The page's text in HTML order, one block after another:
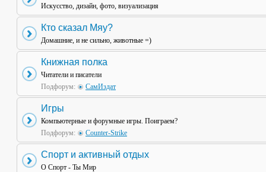
Искусство, дизайн, фото, визуализация
Кто сказал Мяу?
Домашние, и не сильно, животные =)
Книжная полка
Читатели и писатели
Подфорум:
СамИздат
Игры
Компьютерные и форумные игры. Поиграем?
Подфорум:
Counter-Strike
Спорт и активный отдых
О Спорт - Ты Мир